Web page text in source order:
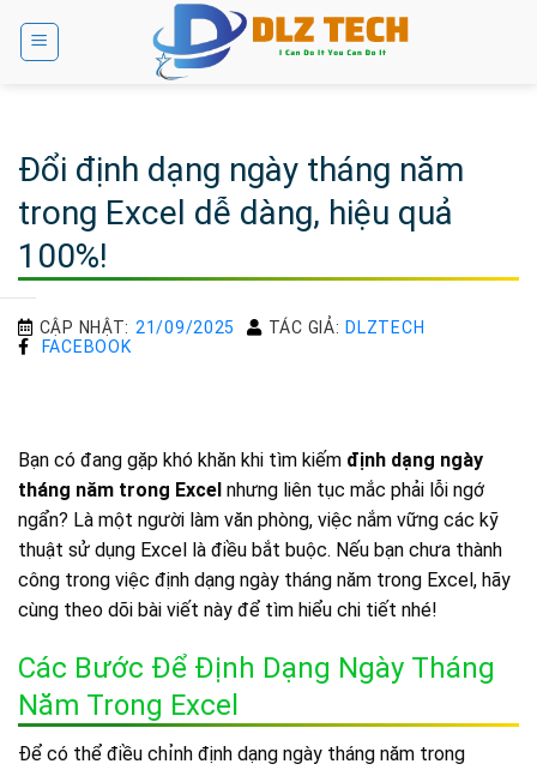
Đổi định dạng ngày tháng năm
trong Excel dễ dàng, hiệu quả
100%!
CẬP NHẬT: 21/09/2025 TÁC GIẢ: DLZTECH
FACEBOOK
Bạn có đang gặp khó khăn khi tìm kiếm định dạng ngày
tháng năm trong Excel nhưng liên tục mắc phải lỗi ngớ
ngẩn? Là một người làm văn phòng, việc nắm vững các kỹ
thuật sử dụng Excel là điều bắt buộc. Nếu bạn chưa thành
công trong việc định dạng ngày tháng năm trong Excel, hãy
cùng theo dõi bài viết này để tìm hiểu chi tiết nhé!
Các Bước Để Định Dạng Ngày Tháng
Năm Trong Excel
Để có thể điều chỉnh định dạng ngày tháng năm trong